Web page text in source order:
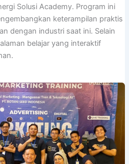
Solusi Academy. Program ini
keterampilan praktis
dengan industri saat ini. Selain
belajar yang interaktif